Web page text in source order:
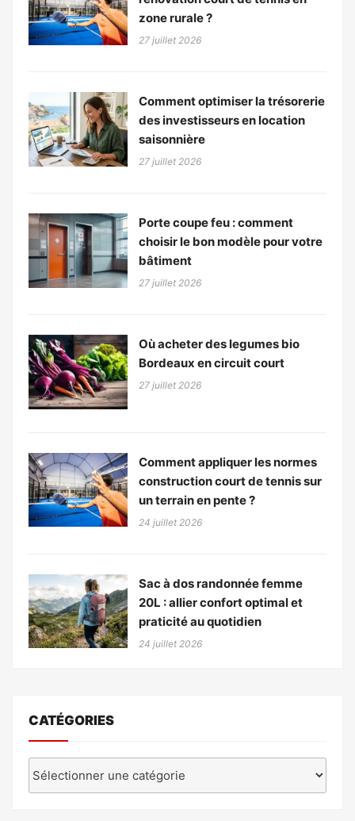
zone rurale ?
27 juillet 2026
Comment optimiser la trésorerie
des investisseurs en location
saisonnière
27 juillet 2026
Porte coupe feu : comment
choisir le bon modèle pour votre
bâtiment
27 juillet 2026
Où acheter des legumes bio
Bordeaux en circuit court
27 juillet 2026
Comment appliquer les normes
construction court de tennis sur
un terrain en pente ?
24 juillet 2026
Sac à dos randonnée femme
20L : allier confort optimal et
praticité au quotidien
24 juillet 2026
CATÉGORIES